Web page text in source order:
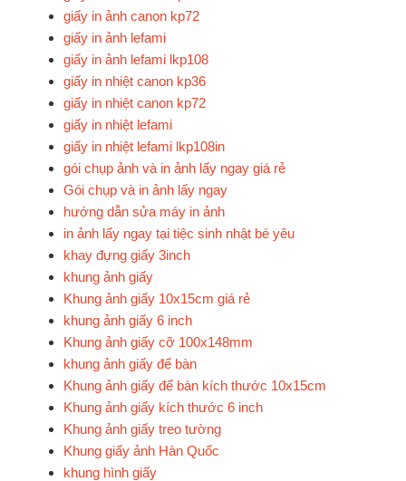
giấy in ảnh canon kp72
giấy in ảnh lefami
giấy in ảnh lefami lkp108
giấy in nhiệt canon kp36
giấy in nhiệt canon kp72
giấy in nhiệt lefami
giấy in nhiệt lefami lkp108in
gói chụp ảnh và in ảnh lấy ngay giá rẻ
Gói chụp và in ảnh lấy ngay
hướng dẫn sửa máy in ảnh
in ảnh lấy ngay tại tiệc sinh nhật bé yêu
khay đựng giấy 3inch
khung ảnh giấy
Khung ảnh giấy 10x15cm giá rẻ
khung ảnh giấy 6 inch
Khung ảnh giấy cỡ 100x148mm
khung ảnh giấy để bàn
Khung ảnh giấy để bàn kích thước 10x15cm
Khung ảnh giấy kích thước 6 inch
Khung ảnh giấy treo tường
Khung giấy ảnh Hàn Quốc
khung hình giấy